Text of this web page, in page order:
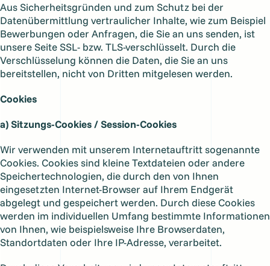
Aus Sicherheitsgründen und zum Schutz bei der
Datenübermittlung vertraulicher Inhalte, wie zum Beispiel
Bewerbungen oder Anfragen, die Sie an uns senden, ist
unsere Seite SSL- bzw. TLS-verschlüsselt. Durch die
Verschlüsselung können die Daten, die Sie an uns
bereitstellen, nicht von Dritten mitgelesen werden.
Cookies
a) Sitzungs-Cookies / Session-Cookies
Wir verwenden mit unserem Internetauftritt sogenannte
Cookies. Cookies sind kleine Textdateien oder andere
Speichertechnologien, die durch den von Ihnen
eingesetzten Internet-Browser auf Ihrem Endgerät
abgelegt und gespeichert werden. Durch diese Cookies
werden im individuellen Umfang bestimmte Informationen
von Ihnen, wie beispielsweise Ihre Browserdaten,
Standortdaten oder Ihre IP-Adresse, verarbeitet.